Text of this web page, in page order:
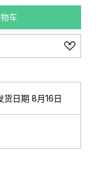
车
货日期 8月16日